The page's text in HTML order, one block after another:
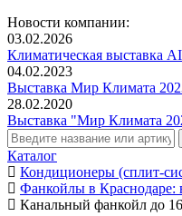
Новости компании:
03.02.2026
Климатическая выставка
04.02.2023
Выставка Мир Климата
28.02.2020
Выставка "Мир Климата
Каталог
Кондиционеры (сплит-
Фанкойлы в Краснодаре:
Канальный фанкойл до